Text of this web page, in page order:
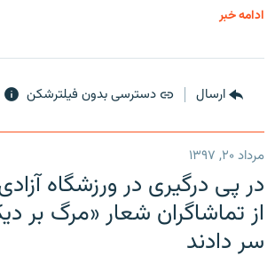
ادامه خبر
ارسال دسترسی بدون فیلترشکن
مرداد ۲۰, ۱۳۹۷
در پی درگیری در ورزشگاه
از تماشاگران شعار «مرگ بر
سر دادند